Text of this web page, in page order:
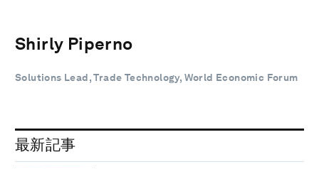
Shirly Piperno
Solutions Lead, Trade Technology, World Economic Forum
最新記事